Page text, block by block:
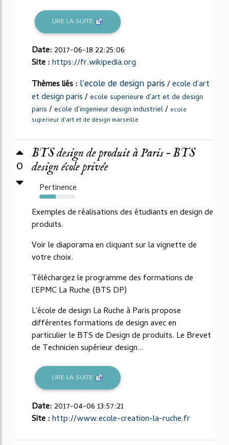
LIRE LA SUITE
Date: 2017-06-18 22:25:06
Site :https://fr.wikipedia.org
Thèmes liés : l'ecole de design paris/ecole d'art
et design paris/ecole superieure d'art et de design
paris /ecole d'ingenieur design industriel/ ecole
superieur d'art et de design marseille
0
BTS design de produit à Paris – BTS
design école privée
Pertinence
46%
Exemples de réalisations des étudiants en design de
produits.
Voir le diaporama en cliquant sur la vignette de
votre choix.
Téléchargez le programme des formations de
l'EPMC La Ruche (BTS DP)
L'école de design La Ruche à Paris propose
différentes formations de design avec en
particulier le BTS de Design de produits. Le Brevet
de Technicien supérieur design...
LIRE LA SUITE
Date: 2017-04-06 13:57:21
Site :http://www.ecole-creation-la-ruche.fr